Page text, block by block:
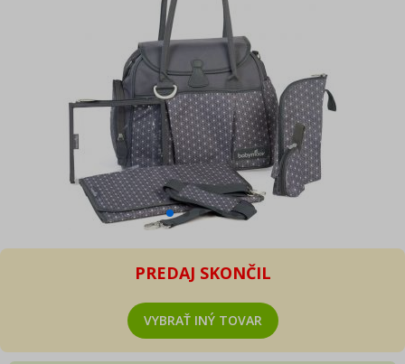
PREDAJ SKONČIL
VYBRAŤ INÝ TOVAR